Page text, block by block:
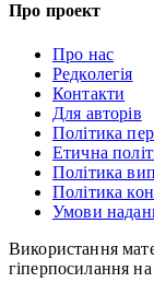
Про проект
Про нас
Редколегія
Контакти
Для авторів
Політика
Етична
Політика
Політика
Умови
Використання
гіперпосилання на